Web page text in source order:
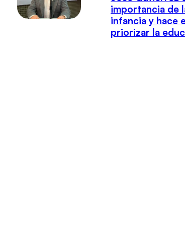
importancia de
infancia y hace
priorizar la